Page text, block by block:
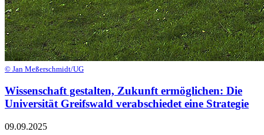
© Jan Meßerschmidt/UG
Wissenschaft gestalten, Zukunft ermöglichen: Die
Universität Greifswald verabschiedet eine Strategie
09.09.2025